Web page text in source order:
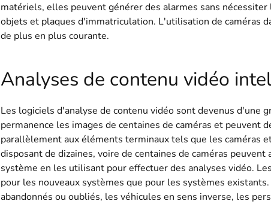
matériels, elles peuvent générer des alarmes sans
objets et plaques d'immatriculation. L'utilisation de caméras
de plus en plus courante.
Analyses de contenu vidéo
Les logiciels d'analyse de contenu vidéo sont devenus d'une
permanence les images de centaines de caméras et
parallèlement aux éléments terminaux tels que les caméras
disposant de dizaines, voire de centaines de caméras
système en les utilisant pour effectuer des analyses vidéo.
pour les nouveaux systèmes que pour les systèmes
abandonnés ou oubliés, les véhicules en sens inverse, les